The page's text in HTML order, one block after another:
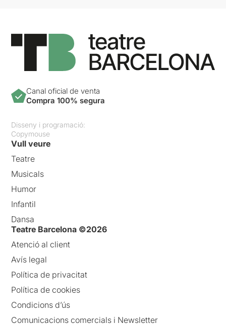
Canal oficial de venta
Compra 100% segura
Disseny i programació:
Copymouse
Vull veure
Teatre
Musicals
Humor
Infantil
Dansa
Teatre Barcelona ©2026
Atenció al client
Avís legal
Política de privacitat
Política de cookies
Condicions d’ús
Comunicacions comercials i Newsletter